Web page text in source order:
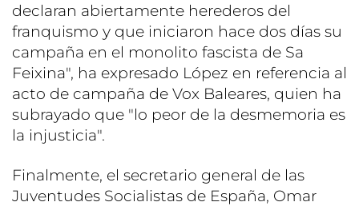
declaran abiertamente herederos del
franquismo y que iniciaron hace dos días su
campaña en el monolito fascista de Sa
Feixina", ha expresado López en referencia al
acto de campaña de Vox Baleares, quien ha
subrayado que "lo peor de la desmemoria es
la injusticia".
Finalmente, el secretario general de las
Juventudes Socialistas de España, Omar